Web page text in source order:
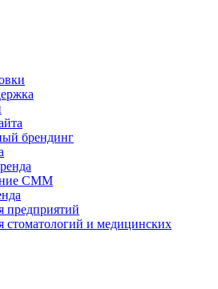
брендинг
СММ
предприятий
стоматологий и медицинских